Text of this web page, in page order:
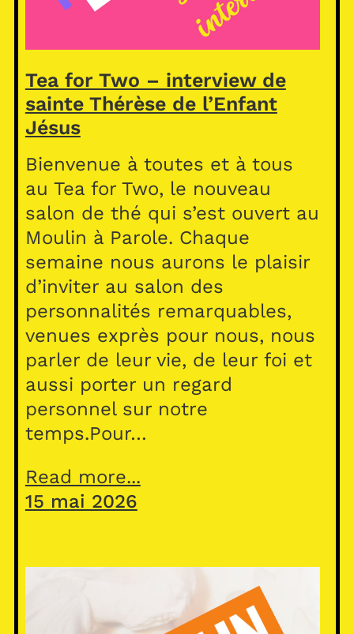
Tea for Two – interview de
sainte Thérèse de l’Enfant
Jésus
Bienvenue à toutes et à tous
au Tea for Two, le nouveau
salon de thé qui s’est ouvert au
Moulin à Parole. Chaque
semaine nous aurons le plaisir
d’inviter au salon des
personnalités remarquables,
venues exprès pour nous, nous
parler de leur vie, de leur foi et
aussi porter un regard
personnel sur notre
temps.Pour…
Read more...
15 mai 2026